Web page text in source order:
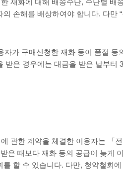
재화에 대해 배송수단, 수단별 배
의 손해를 배상하여야 합니다. 다만
자가 구매신청한 재화 등이 품절
받은 경우에는 대금을 받은 날부
관한 계약을 체결한 이용자는 「
은 때보다 재화 등의 공급이 늦게
를 할 수 있습니다. 다만, 청약철회